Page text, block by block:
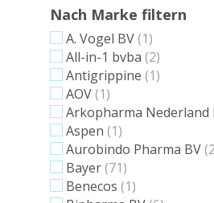
Nach Marke filtern
A. Vogel BV (1)
All-in-1 bvba (2)
Antigrippine (1)
AOV (1)
Arkopharma Nederland
Aspen (1)
Aurobindo Pharma BV
Bayer (71)
Benecos (1)